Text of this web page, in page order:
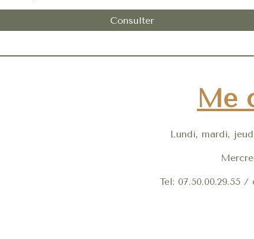
Consulter
Me
Lundi, mardi,
Tel: 07.50.00.29.55